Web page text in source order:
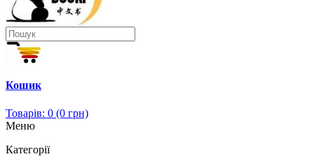
Кошик
Товарів: 0 (0 грн)
Меню
Категорії